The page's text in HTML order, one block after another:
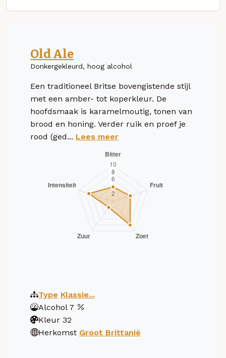
Old Ale
Donkergekleurd, hoog alcohol
Een traditioneel Britse bovengistende stijl
met een amber- tot koperkleur. De
hoofdsmaak is karamelmoutig, tonen van
brood en honing. Verder ruik en proef je
rood (ged... Lees meer
Type Klassie...
Alcohol 7
Kleur 32
Herkomst Groot Brittanië